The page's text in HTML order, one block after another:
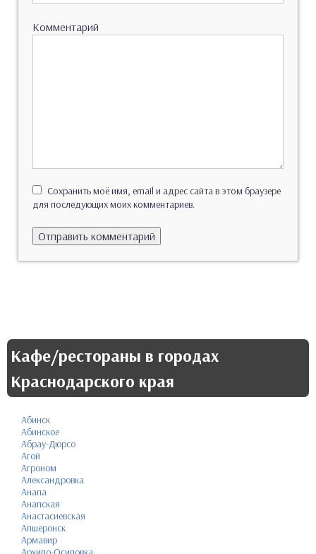
Комментарий
Сохранить моё имя, email и адрес сайта в этом браузере
для последующих моих комментариев.
Кафе/рестораны в городах
Краснодарского края
Абинск
Абинское
Абрау-Дюрсо
Агой
Агроном
Александровка
Анапа
Анапская
Анастасиевская
Апшеронск
Армавир